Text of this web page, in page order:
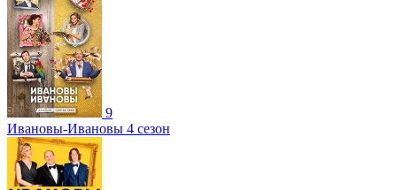
9
Ивановы-Ивановы 4 сезон